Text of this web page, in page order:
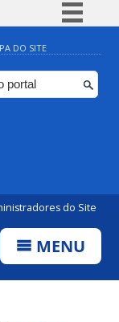
BR
DO SITE
do Site
MENU